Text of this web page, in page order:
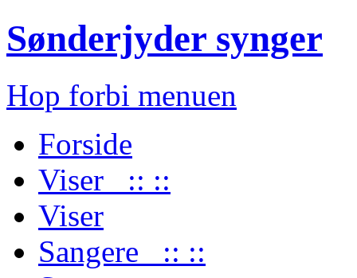
Sønderjyder synger
Hop forbi menuen
Forside
Viser :: ::
Viser
Sangere :: ::